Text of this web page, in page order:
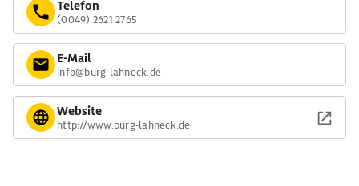
Telefon
(0049) 2621 2765
E-Mail
info@burg-lahneck.de
Website
http://www.burg-lahneck.de